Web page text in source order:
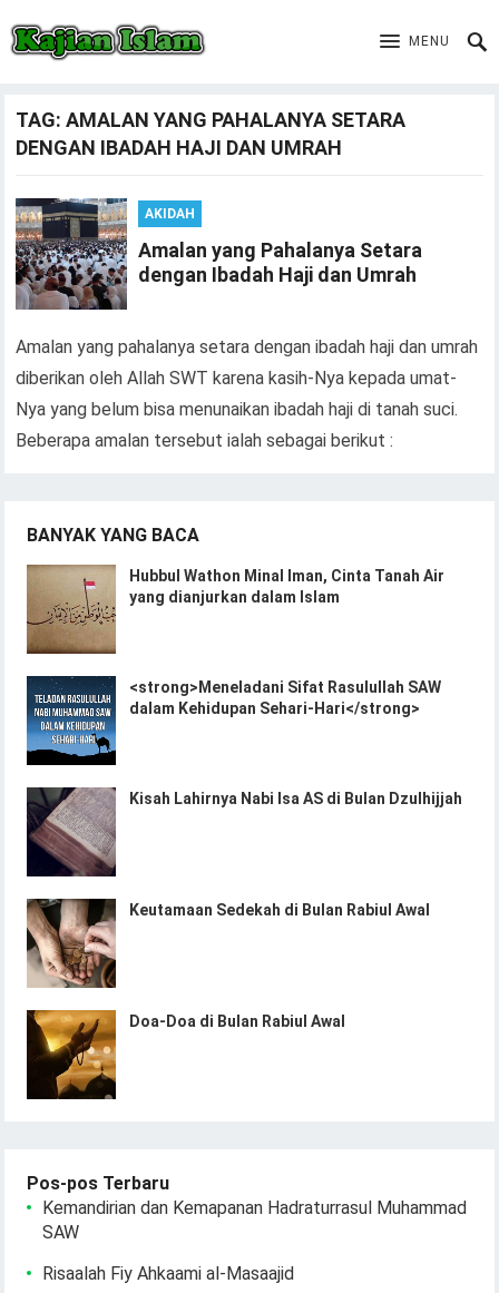
MENU
TAG:AMALAN YANG PAHALANYA SETARA
DENGAN IBADAH HAJI DAN UMRAH
AKIDAH
Amalan yang Pahalanya Setara
dengan Ibadah Haji dan Umrah
Amalan yang pahalanya setara dengan ibadah haji dan umrah
diberikan oleh Allah SWT karena kasih-Nya kepada umat-
Nya yang belum bisa menunaikan ibadah haji di tanah suci.
Beberapa amalan tersebut ialah sebagai berikut :
BANYAK YANG BACA
Hubbul Wathon Minal Iman, Cinta Tanah Air
yang dianjurkan dalam Islam
<strong>Meneladani Sifat Rasulullah SAW
dalam Kehidupan Sehari-Hari</strong>
Kisah Lahirnya Nabi Isa AS di Bulan Dzulhijjah
Keutamaan Sedekah di Bulan Rabiul Awal
Doa-Doa di Bulan Rabiul Awal
Pos-pos Terbaru
Kemandirian dan Kemapanan Hadraturrasul Muhammad
SAW
Risaalah Fiy Ahkaami al-Masaajid